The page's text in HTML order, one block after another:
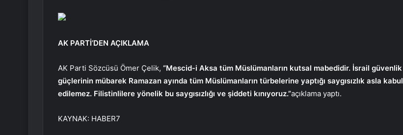
AK PARTİ’DEN AÇIKLAMA
AK Parti Sözcüsü Ömer Çelik, “Mescid-i Aksa tüm Müslümanların kutsal mabedidir. İsrail güvenlik
güçlerinin mübarek Ramazan ayında tüm Müslümanların türbelerine yaptığı saygısızlık asla kabul
edilemez. Filistinlilere yönelik bu saygısızlığı ve şiddeti kınıyoruz.”açıklama yaptı.
KAYNAK: HABER7